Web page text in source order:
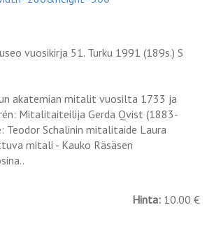
vuosikirja 51. Turku 1991 (189s.) S
akatemian mitalit vuosilta 1733 ja
Mitalitaiteilija Gerda Qvist (1883-
Teodor Schalinin mitalitaide Laura
mitali - Kauko Räsäsen
Hinta: 10.00 €